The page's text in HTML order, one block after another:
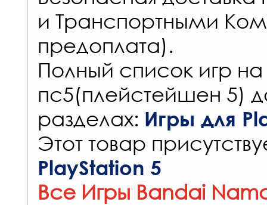
и Транспортными
предоплата).
Полный список игр на
пс5(плейстейшен 5)
разделах: Игры для
Этот товар
PlayStation 5
Все Игры Bandai